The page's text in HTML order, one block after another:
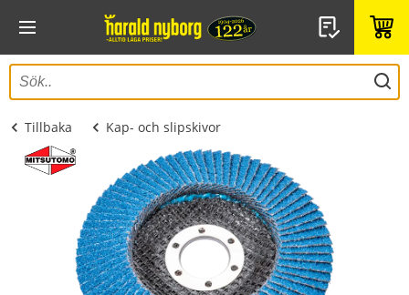
Tillbaka Kap- och slipskivor